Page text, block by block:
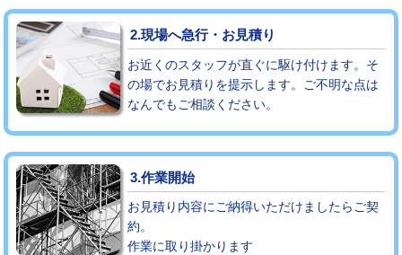
追加人工 16,500円
廃棄・処分 現場見積
※給水管工事は20mmまでの価格です。
2.現場へ急行・お見積り
お近くのスタッフが直ぐに駆け付けます。そ
の場でお見積りを提示します。ご不明な点は
なんでもご相談ください。
3.作業開始
お見積り内容にご納得いただけましたらご契
約。
作業に取り掛かります